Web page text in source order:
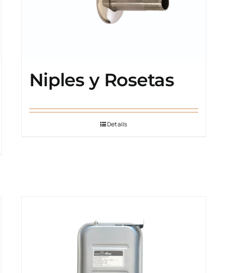
Niples y Rosetas
Details